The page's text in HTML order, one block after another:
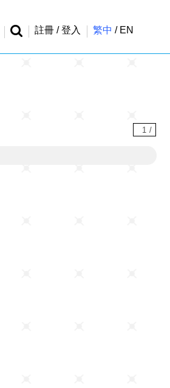
註冊 / 登入 繁中 / EN
1 /